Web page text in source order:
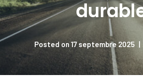
Posted on 17 septembre 2025